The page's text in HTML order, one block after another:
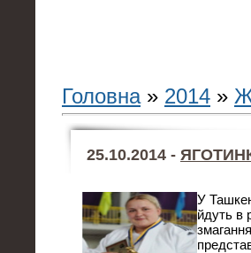
Головна» 2014 »
25.10.2014 -
У
йдуть в